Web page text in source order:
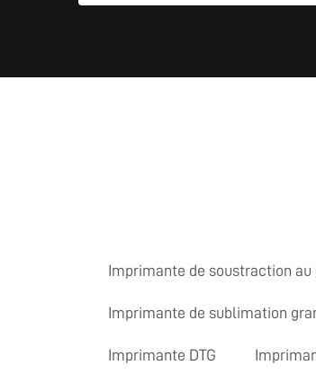
Imprimante de soustraction
Imprimante de sublimation
Imprimante DTG